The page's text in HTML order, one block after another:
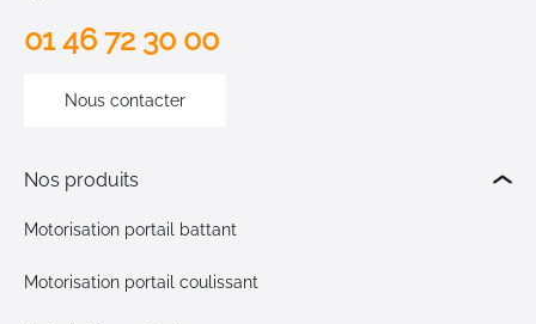
01 46 72 30 00
Nous contacter
Nos produits
Motorisation portail battant
Motorisation portail coulissant